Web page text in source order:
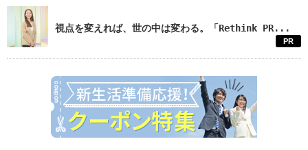
視点を変えれば、世の中は変わる。「Rethink PR...
PR